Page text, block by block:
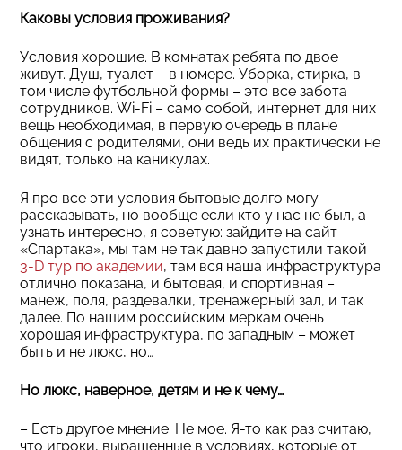
Каковы условия проживания?
Условия хорошие. В комнатах ребята по двое
живут. Душ, туалет – в номере. Уборка, стирка, в
том числе футбольной формы – это все забота
сотрудников. Wi-Fi – само собой, интернет для них
вещь необходимая, в первую очередь в плане
общения с родителями, они ведь их практически не
видят, только на каникулах.
Я про все эти условия бытовые долго могу
рассказывать, но вообще если кто у нас не был, а
узнать интересно, я советую: зайдите на сайт
«Спартака», мы там не так давно запустили такой
3-D тур по академии, там вся наша инфраструктура
отлично показана, и бытовая, и спортивная –
манеж, поля, раздевалки, тренажерный зал, и так
далее. По нашим российским меркам очень
хорошая инфраструктура, по западным – может
быть и не люкс, но…
Но люкс, наверное, детям и не к чему…
– Есть другое мнение. Не мое. Я-то как раз считаю,
что игроки, выращенные в условиях, которые от